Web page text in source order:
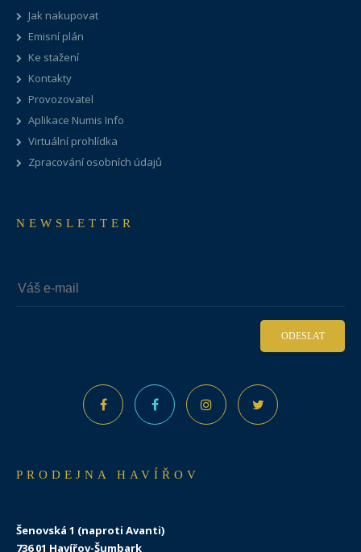
Jak nakupovat
Emisní plán
Ke stažení
Kontakty
Provozovatel
Aplikace Numis Info
Virtuální prohlídka
Zpracování osobních údajů
NEWSLETTER
ODESLAT
PRODEJNA HAVÍŘOV
Šenovská 1 (naproti Avanti)
736 01 Havířov-Šumbark